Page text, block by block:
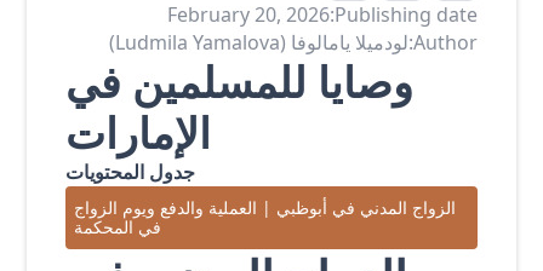
Publishing date:
February 20, 2026
Author: لودميلا يامالوفا (Ludmila Yamalova)
وصايا للمسلمين في
الإمارات
جدول المحتويات
الزواج المدني في أبوظبي | العملية والدفع ويوم الزواج
في المحكمة